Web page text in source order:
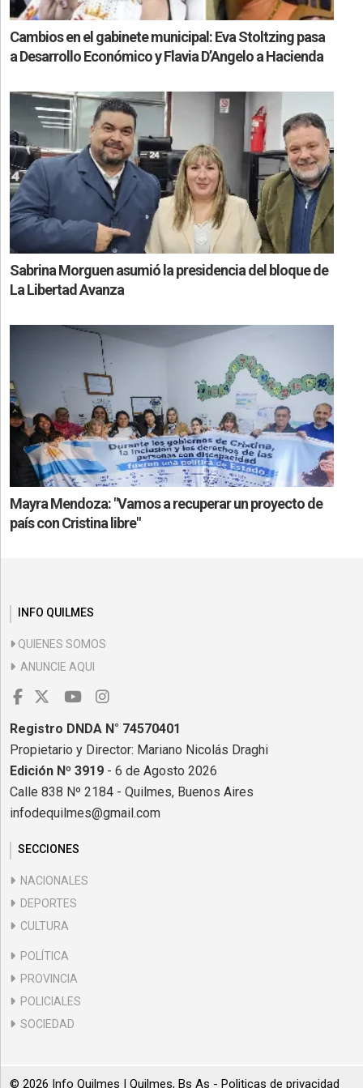
Cambios en el gabinete municipal: Eva Stoltzing pasa
a Desarrollo Económico y Flavia D’Angelo a Hacienda
Sabrina Morguen asumió la presidencia del bloque de
La Libertad Avanza
Mayra Mendoza: "Vamos a recuperar un proyecto de
país con Cristina libre"
INFO QUILMES
QUIENES SOMOS
ANUNCIE AQUI
Registro DNDA N° 74570401
Propietario y Director: Mariano Nicolás Draghi
Edición Nº 3919 - 6 de Agosto 2026
Calle 838 Nº 2184 - Quilmes, Buenos Aires
infodequilmes@gmail.com
SECCIONES
NACIONALES
DEPORTES
CULTURA
POLÍTICA
PROVINCIA
POLICIALES
SOCIEDAD
© 2026 Info Quilmes | Quilmes, Bs As - Politicas de privacidad